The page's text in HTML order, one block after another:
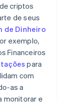
criptos
de seus
de Dinheiro
exemplo,
Financeiros
para
com
as a
monitorar e